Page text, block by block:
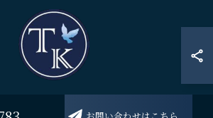
アイランドシティのプリスクールならThinkingKids